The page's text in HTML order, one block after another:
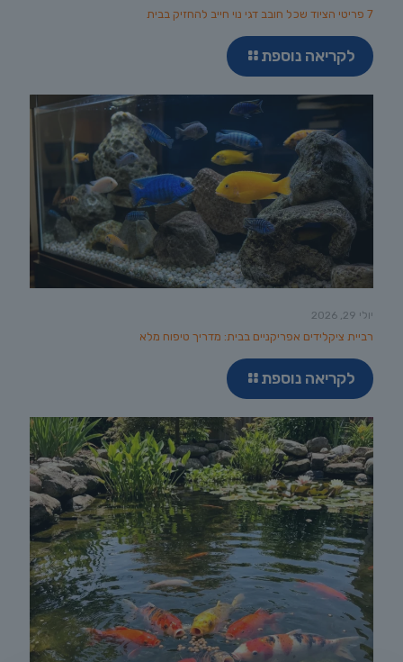
7 פריטי הציוד שכל חובב דגי נוי חייב להחזיק בבית
לקריאה נוספת
יולי 29, 2026
רביית ציקלידים אפריקניים בבית: מדריך טיפוח מלא
לקריאה נוספת